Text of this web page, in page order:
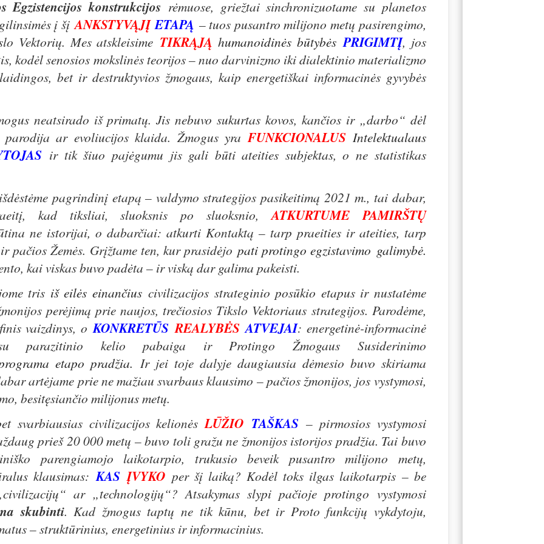
Egzistencijos konstrukcijos rėmuose, griežtai sinchronizuotame su planetos
į šįANKSTYVĄJĮETAPĄ – tuos pusantro milijono metų pasirengimo,
Vektorių. Mes atskleisime TIKRĄJĄhumanoidinės būtybės PRIGIMTĮ, jos
kodėl senosios mokslinės teorijos – nuo ​​darvinizmo iki dialektinio materializmo
bet ir destruktyvios žmogaus, kaip energetiškai informacinės gyvybės
neatsirado iš primatų. Jis nebuvo sukurtas kovos, kančios ir „darbo“ dėl
parodija ar evoliucijos klaida. Žmogus yraFUNKCIONALUS Intelektualaus
ir tik šiuo pajėgumu jis gali būti ateities subjektas, o ne statistikas
pagrindinį etapą – valdymo strategijos pasikeitimą 2021 m., tai dabar,
kad tiksliai, sluoksnis po sluoksnio,ATKURTUME PAMIRŠTŲ
ne istorijai, o dabarčiai: atkurti Kontaktą – tarp praeities ir ateities, tarp
pačios Žemės. Grįžtame ten, kur prasidėjopati protingo egzistavimo galimybė.
kai viskas buvo padėta – ir viską dar galima pakeisti.
tris išeilės einančiuscivilizacijos strateginio posūkio etapus ir nustatėme
perėjimą prie naujos, trečiosios Tikslo Vektoriaus strategijos. Parodėme,
vaizdinys, oKONKRETŪSREALYBĖSATVEJAI: energetinė-informacinė
parazitinio kelio pabaiga ir Protingo Žmogaus Susiderinimo
etapo pradžia. Ir jei toje dalyje daugiausia dėmesio buvo skiriama
artėjame prie ne mažiau svarbaus klausimo – pačios žmonijos, jos vystymosi,
besitęsiančio milijonus metų.
civilizacijos kelionėsLŪŽIO TAŠKAS– pirmosios vystymosi
prieš 20 000 metų – buvo toli gražu ne žmonijos istorijos pradžia. Tai buvo
parengiamojo laikotarpio, trukusio beveik pusantro milijono metų,
klausimas:KASĮVYKOper šį laiką? Kodėl toks ilgas laikotarpis – be
ar „technologijų“? Atsakymas slypi pačioje protingo vystymosi
skubinti. Kad žmogus taptų ne tik kūnu, bet ir Proto funkcijų vykdytoju,
– struktūrinius, energetinius ir informacinius.